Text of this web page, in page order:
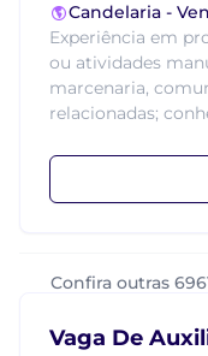
Candelaria -
Experiência em
ou atividades
marcenaria,
relacionadas;
Confira outras
Vaga De